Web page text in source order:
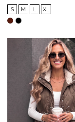
S M L XL